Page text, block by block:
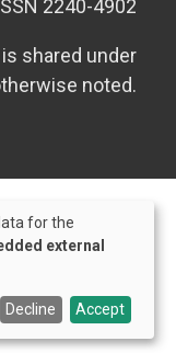
2240-4902
shared under
noted.
for the
external
Decline Accept